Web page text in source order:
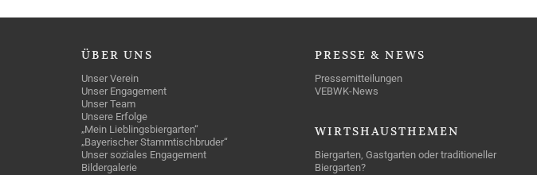
ÜBER UNS
Unser Verein
Unser Engagement
Unser Team
Unsere Erfolge
„Mein Lieblingsbiergarten“
„Bayerischer Stammtischbruder“
Unser soziales Engagement
Bildergalerie
PRESSE & NEWS
Pressemitteilungen
VEBWK-News
WIRTSHAUSTHEMEN
Biergarten, Gastgarten oder traditioneller
Biergarten?